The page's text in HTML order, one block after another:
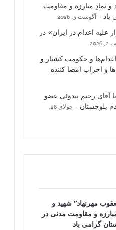
و نمادِ مبارزه و مقاومت
باد
آگوست 3, 2026
علیه اعدام در ایران» در
و حکومت کشتار و
و احزاب امضا کننده
آقای رحیم بندوئی عضو
بلوچستان
جولای 28,
مهرنهاد” شهید و
و مقاومت مدنی در
گرامی باد